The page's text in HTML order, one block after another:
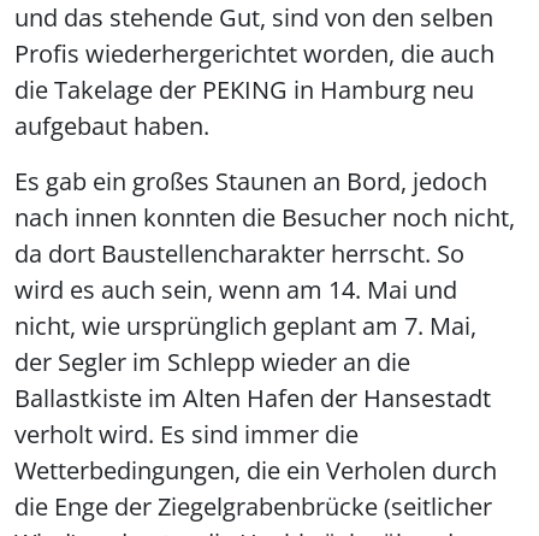
und das stehende Gut, sind von den selben
Profis wiederhergerichtet worden, die auch
die Takelage der PEKING in Hamburg neu
aufgebaut haben.
Es gab ein großes Staunen an Bord, jedoch
nach innen konnten die Besucher noch nicht,
da dort Baustellencharakter herrscht. So
wird es auch sein, wenn am 14. Mai und
nicht, wie ursprünglich geplant am 7. Mai,
der Segler im Schlepp wieder an die
Ballastkiste im Alten Hafen der Hansestadt
verholt wird. Es sind immer die
Wetterbedingungen, die ein Verholen durch
die Enge der Ziegelgrabenbrücke (seitlicher